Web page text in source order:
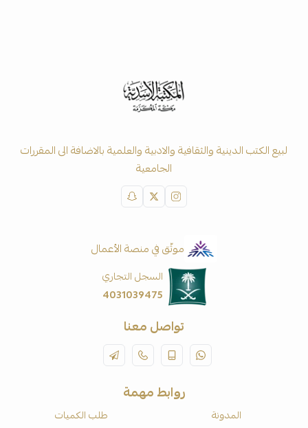
لبيع الكتب الدينية والثقافية والادبية والعلمية بالاضافة الى المقررات
الجامعية
موثّق في منصة الأعمال
السجل التجاري
4031039475
تواصل معنا
روابط مهمة
المدونة
طلب الكميات